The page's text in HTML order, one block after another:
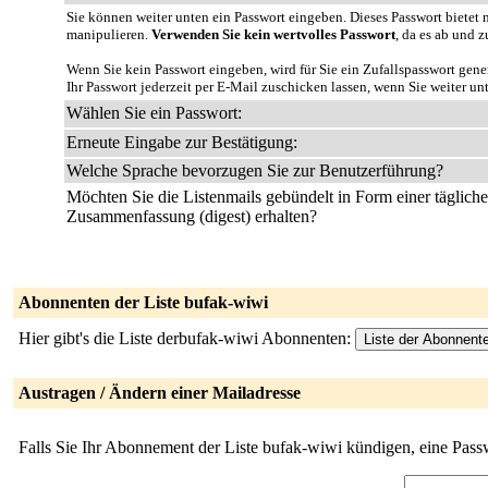
Sie können weiter unten ein Passwort eingeben. Dieses Passwort
manipulieren. Verwenden Sie kein wertvolles Passwort, da es ab und
Wenn Sie kein Passwort eingeben, wird für Sie ein Zufallspasswort
Ihr Passwort jederzeit per E-Mail zuschicken lassen, wenn Sie weiter
Wählen Sie ein Passwort:
Erneute Eingabe zur Bestätigung:
Welche Sprache bevorzugen Sie zur Benutzerführung?
Möchten Sie die Listenmails gebündelt in Form einer
Zusammenfassung (digest) erhalten?
Abonnenten der Liste bufak-wiwi
Hier gibt's die Liste derbufak-wiwi Abonnenten:
Austragen / Ändern einer Mailadresse
Falls Sie Ihr Abonnement der Liste bufak-wiwi kündigen, eine